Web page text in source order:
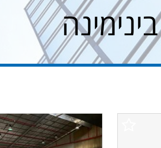
בינימינה